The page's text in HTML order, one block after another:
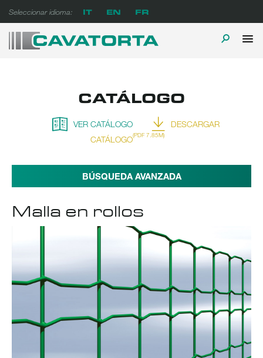
al
contenido
Seleccionar idioma: IT EN FR
CATÁLOGO
VER CATÁLOGO
DESCARGAR
CATÁLOGO(PDF 7.85M)
BÚSQUEDA AVANZADA
Malla en rollos